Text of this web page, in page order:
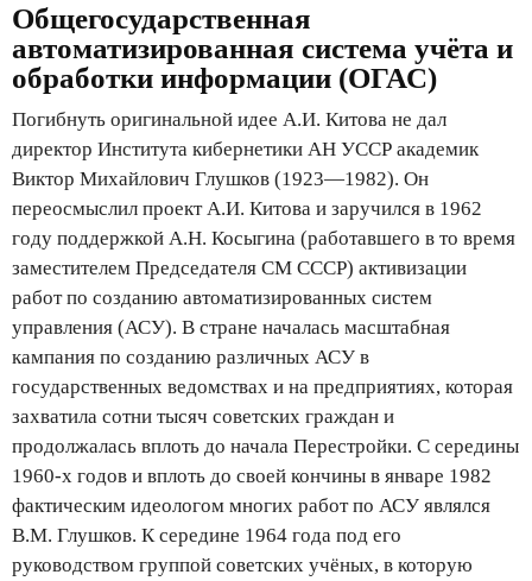
Общегосударственная
автоматизированная система учёта и
обработки информации (ОГАС)
Погибнуть оригинальной идее А.И. Китова не дал
директор Института кибернетики АН УССР академик
Виктор Михайлович Глушков (1923—1982). Он
переосмыслил проект А.И. Китова и заручился в 1962
году поддержкой А.Н. Косыгина (работавшего в то время
заместителем Председателя СМ СССР) активизации
работ по созданию автоматизированных систем
управления (АСУ). В стране началась масштабная
кампания по созданию различных АСУ в
государственных ведомствах и на предприятиях, которая
захватила сотни тысяч советских граждан и
продолжалась вплоть до начала Перестройки. С середины
1960-х годов и вплоть до своей кончины в январе 1982
фактическим идеологом многих работ по АСУ являлся
В.М. Глушков. К середине 1964 года под его
руководством группой советских учёных, в которую